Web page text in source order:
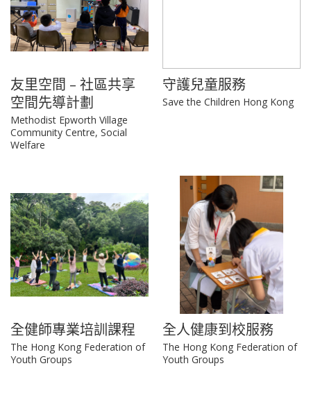
友里空間 – 社區共享
空間先導計劃
Methodist Epworth Village
Community Centre, Social
Welfare
守護兒童服務
Save the Children Hong Kong
全健師專業培訓課程
The Hong Kong Federation of
Youth Groups
全人健康到校服務
The Hong Kong Federation of
Youth Groups